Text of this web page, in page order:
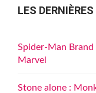
LES
Spider-Man
Marvel
Stone alone :